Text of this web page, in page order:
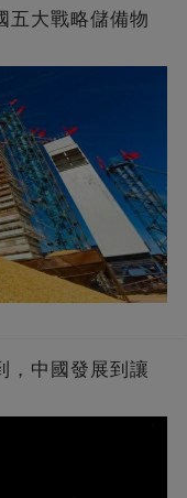
五大戰略儲備物
，中國發展到讓